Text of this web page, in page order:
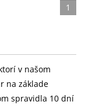
1
v našom
na základe
spravidla 10 dní